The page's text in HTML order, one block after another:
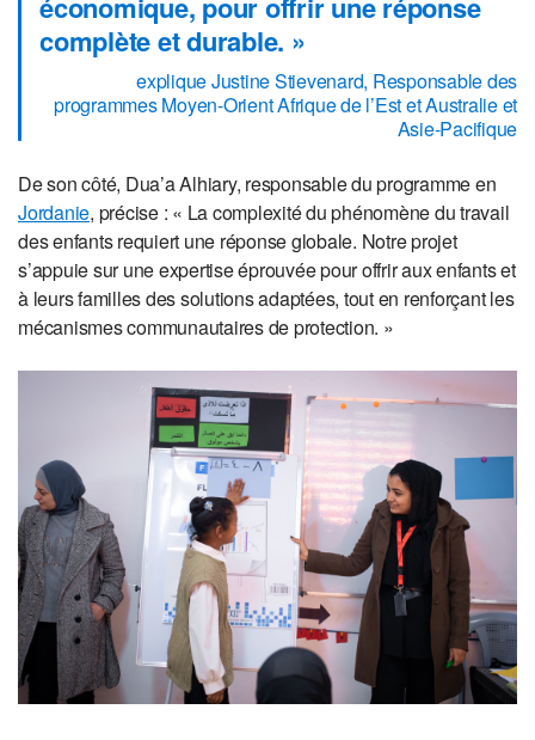
complète et durable. »
explique Justine Stievenard, Responsable des
programmes Moyen-Orient Afrique de l’Est et Australie et
Asie-Pacifique
De son côté, Dua’a Alhiary, responsable du programme en
Jordanie, précise : « La complexité du phénomène du travail
des enfants requiert une réponse globale. Notre projet
s’appuie sur une expertise éprouvée pour offrir aux enfants et
à leurs familles des solutions adaptées, tout en renforçant les
mécanismes communautaires de protection. »